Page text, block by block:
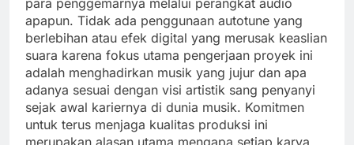
apapun. Tidak ada penggunaan autotune yang
berlebihan atau efek digital yang merusak keaslian
suara karena fokus utama pengerjaan proyek ini
adalah menghadirkan musik yang jujur dan apa
adanya sesuai dengan visi artistik sang penyanyi
sejak awal kariernya di dunia musik. Komitmen
untuk terus menjaga kualitas produksi ini
merupakan alasan utama mengapa setiap karya